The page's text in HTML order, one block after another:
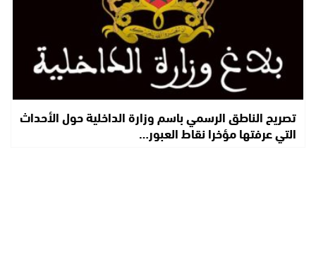
تصريح الناطق الرسمي باسم وزارة الداخلية حول الأحداث
التي عرفتها مؤخرا نقاط العبور…